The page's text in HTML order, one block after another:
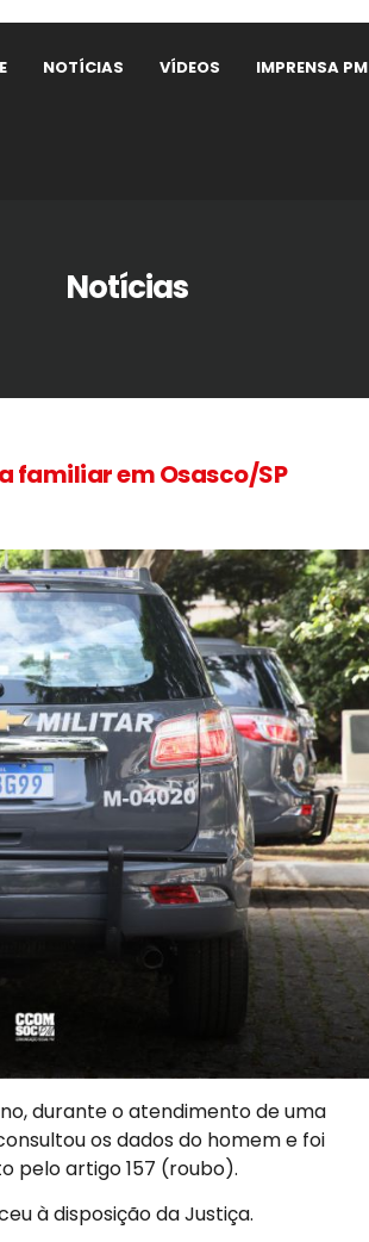
NOTÍCIAS VÍDEOS IMPRENSA PM
Notícias
familiar em Osasco/SP
durante o atendimento de uma
os dados do homem e foi
pelo artigo 157 (roubo).
à disposição da Justiça.